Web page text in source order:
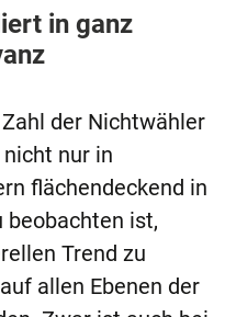
in ganz
der Nichtwähler
nur in
flächendeckend in
beobachten ist,
Trend zu
allen Ebenen der